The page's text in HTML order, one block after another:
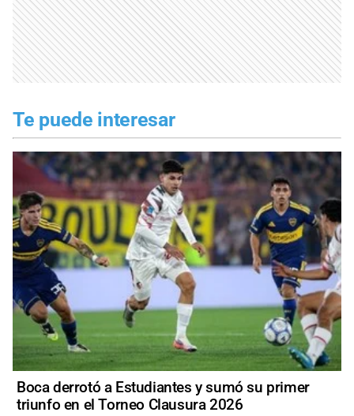
Te puede interesar
Boca derrotó a Estudiantes y sumó su primer
triunfo en el Torneo Clausura 2026